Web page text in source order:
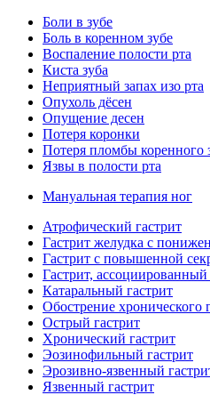
Боли в зубе
Боль в коренном зубе
Воспаление полости рта
Киста зуба
Неприятный запах изо рта
Опухоль дёсен
Опущение десен
Потеря коронки
Потеря пломбы коренного
Язвы в полости рта
Мануальная терапия ног
Атрофический гастрит
Гастрит желудка с
Гастрит с повышенной
Гастрит,
Катаральный гастрит
Обострение хронического
Острый гастрит
Хронический гастрит
Эозинофильный гастрит
Эрозивно-язвенный
Язвенный гастрит